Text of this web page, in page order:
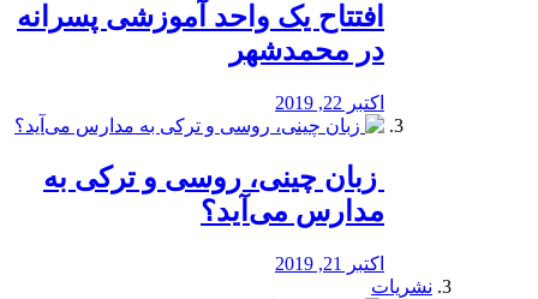
افتتاح یک واحد آموزشی پسرانه
در محمدشهر
اکتبر 22, 2019
️ زبان چینی، روسی و ترکی به
مدارس می‌آید؟
اکتبر 21, 2019
نشریات